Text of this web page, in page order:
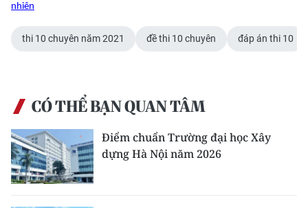
ENGLISH
中文
FRANÇAIS
nhiên
thi 10 chuyên năm 2021 đề thi 10 chuyên đáp án thi 10
CÓ THỂ BẠN QUAN TÂM
Điểm chuẩn Trường đại học Xây
dựng Hà Nội năm 2026